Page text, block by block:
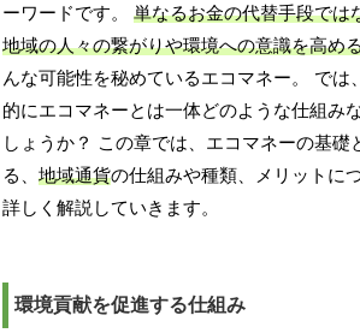
ーワードです。単なるお金の代替手段では
地域の人々の繋がりや環境への意識を高め
んな可能性を秘めているエコマネー。 では
的にエコマネーとは一体どのような仕組み
しょうか？ この章では、エコマネーの基礎
る、地域通貨の仕組みや種類、メリットに
詳しく解説していきます。
環境貢献を促進する仕組み